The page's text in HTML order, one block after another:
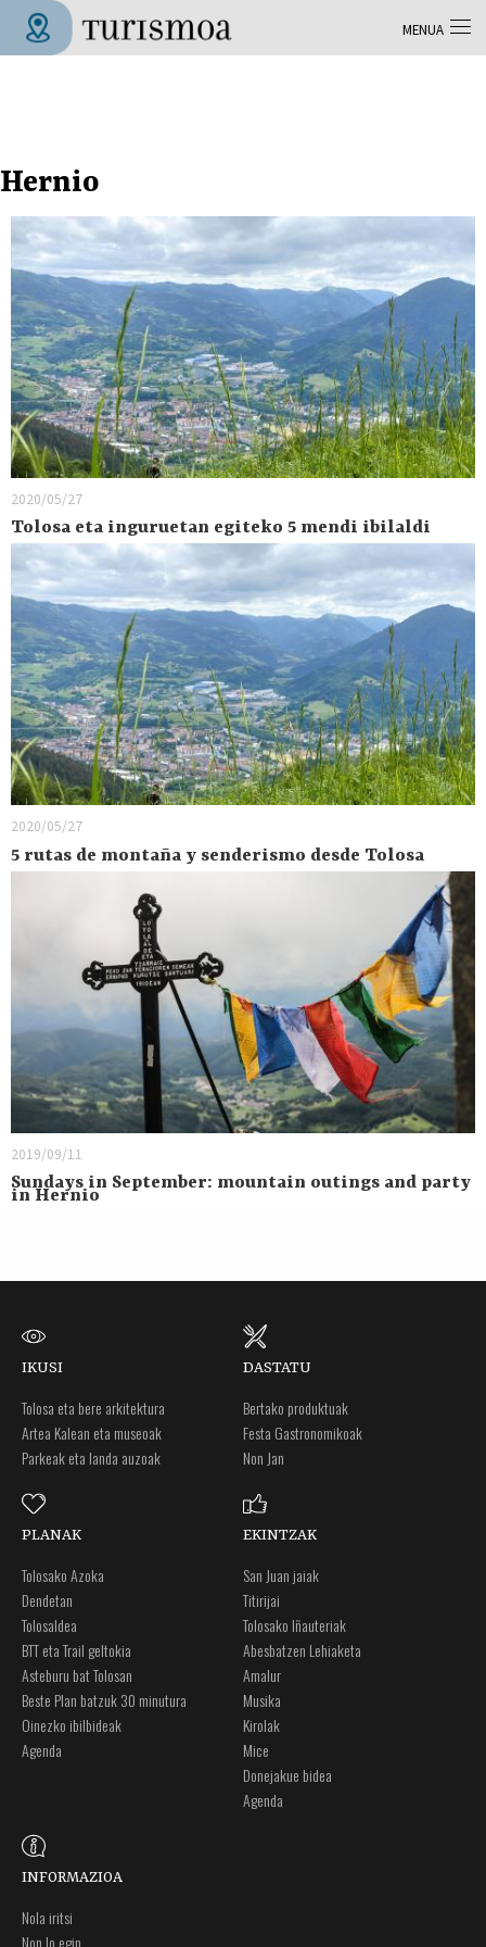
Skip to main content
Hernio
2020/05/27
Tolosa eta inguruetan egiteko 5 mendi ibilaldi
2020/05/27
5 rutas de montaña y senderismo desde Tolosa
2019/09/11
Sundays in September: mountain outings and party
in Hernio
IKUSI
Tolosa eta bere arkitektura
Artea Kalean eta museoak
Parkeak eta landa auzoak
DASTATU
Bertako produktuak
Festa Gastronomikoak
Non Jan
PLANAK
Tolosako Azoka
Dendetan
Tolosaldea
BTT eta Trail geltokia
Asteburu bat Tolosan
Beste Plan batzuk 30 minutura
Oinezko ibilbideak
Agenda
EKINTZAK
San Juan jaiak
Titirijai
Tolosako Iñauteriak
Abesbatzen Lehiaketa
Amalur
Musika
Kirolak
Mice
Donejakue bidea
Agenda
INFORMAZIOA
Nola iritsi
Non lo egin
MENUA